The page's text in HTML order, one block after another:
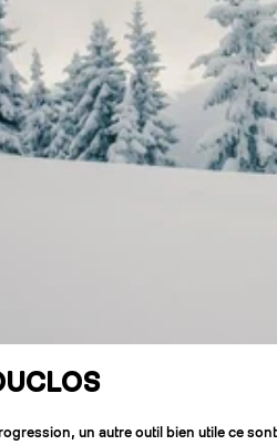
un autre outil bien utile ce sont